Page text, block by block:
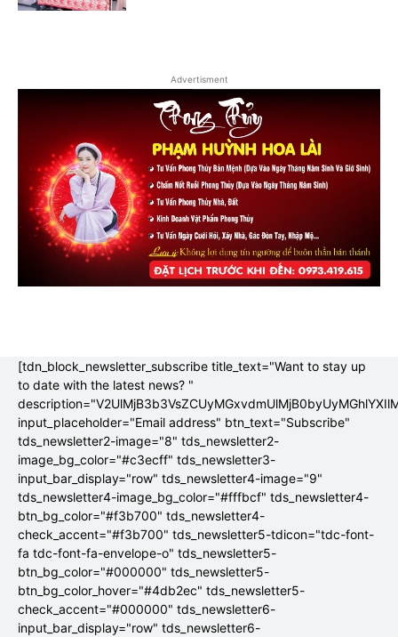
Advertisment
[tdn_block_newsletter_subscribe title_text="Want to stay up
to date with the latest news? "
input_placeholder="Email address" btn_text="Subscribe"
tds_newsletter2-image="8" tds_newsletter2-
image_bg_color="#c3ecff" tds_newsletter3-
input_bar_display="row" tds_newsletter4-image="9"
tds_newsletter4-image_bg_color="#fffbcf" tds_newsletter4-
btn_bg_color="#f3b700" tds_newsletter4-
check_accent="#f3b700" tds_newsletter5-tdicon="tdc-font-
fa tdc-font-fa-envelope-o" tds_newsletter5-
btn_bg_color="#000000" tds_newsletter5-
btn_bg_color_hover="#4db2ec" tds_newsletter5-
check_accent="#000000" tds_newsletter6-
input_bar_display="row" tds_newsletter6-